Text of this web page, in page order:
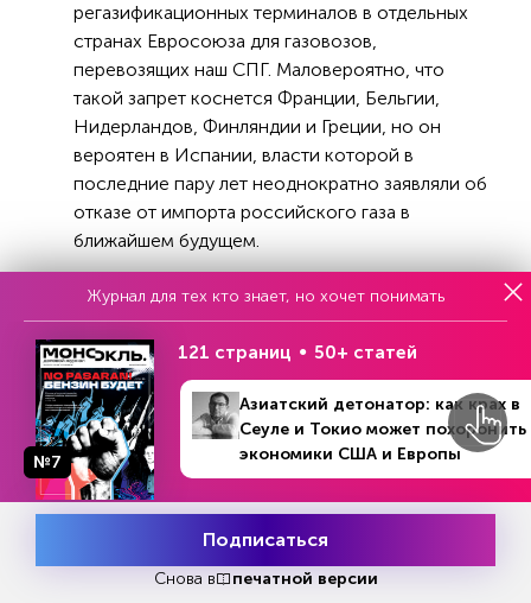
регазификационных терминалов в отдельных
странах Евросоюза для газовозов,
перевозящих наш СПГ. Маловероятно, что
такой запрет коснется Франции, Бельгии,
Нидерландов, Финляндии и Греции, но он
вероятен в Испании, власти которой в
последние пару лет неоднократно заявляли об
отказе от импорта российского газа в
ближайшем будущем.
Рано или поздно введение подобного
квазиэмбарго со стороны ЕС, несомненно,
приведет к переориентации отечественного
экспорта СПГ на Восток. Но заводы к такому
сценарию пока не готовы.
Санкции США, введенные осенью 2023 года
против проекта «Арктик СПГ — 2», направлены
на то, чтобы воспрепятствовать поставкам газа
с этого завода. С точки зрения структуры
экспорта они, скорее, будут подталкивать
оператора проекта направлять как можно
№9 (1332)
26 февраля - 3 марта 2024
В номере
Попробовать
Журнал для тех кто знает, но хочет понимать
№7
121 страниц 50+ статей
Азиатский детонатор: как крах в
Сеуле и Токио может похоронить
экономики США и Европы
Подписаться
Снова в печатной версии